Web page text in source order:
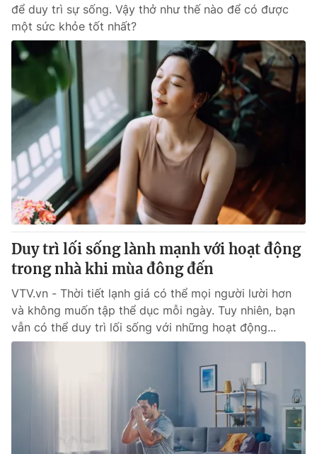
để duy trì sự sống. Vậy thở như thế nào để có được
một sức khỏe tốt nhất?
Duy trì lối sống lành mạnh với hoạt động
trong nhà khi mùa đông đến
VTV.vn - Thời tiết lạnh giá có thể mọi người lười hơn
và không muốn tập thể dục mỗi ngày. Tuy nhiên, bạn
vẫn có thể duy trì lối sống với những hoạt động...